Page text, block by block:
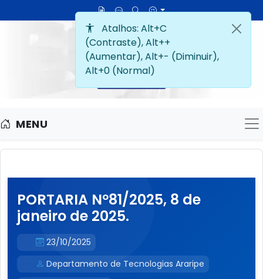
MENU
PORTARIA Nº81/2025, 8 de
janeiro de 2025.
23/10/2025
Departamento de Tecnologias Araripe